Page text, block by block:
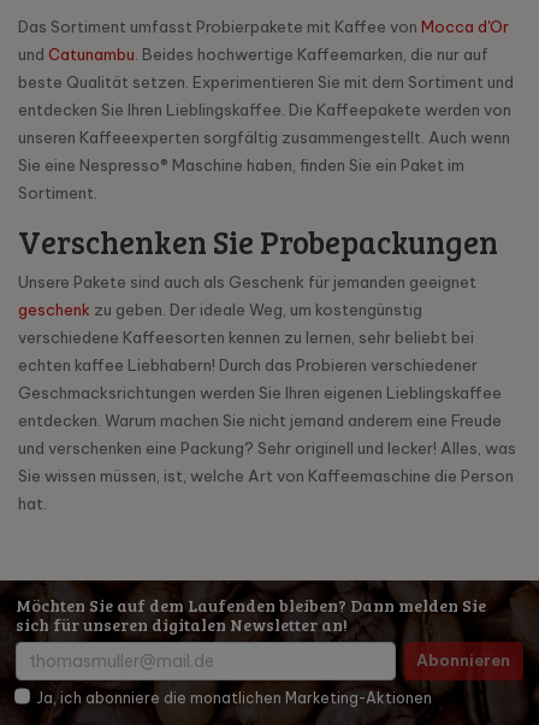
Das Sortiment umfasst Probierpakete mit Kaffee von Mocca d'Or
und Catunambu. Beides hochwertige Kaffeemarken, die nur auf
beste Qualität setzen. Experimentieren Sie mit dem Sortiment und
entdecken Sie Ihren Lieblingskaffee. Die Kaffeepakete werden von
unseren Kaffeeexperten sorgfältig zusammengestellt. Auch wenn
Sie eine Nespresso® Maschine haben, finden Sie ein Paket im
Sortiment.
Verschenken Sie Probepackungen
Unsere Pakete sind auch als Geschenk für jemanden geeignet
geschenk zu geben. Der ideale Weg, um kostengünstig
verschiedene Kaffeesorten kennen zu lernen, sehr beliebt bei
echten kaffee Liebhabern! Durch das Probieren verschiedener
Geschmacksrichtungen werden Sie Ihren eigenen Lieblingskaffee
entdecken. Warum machen Sie nicht jemand anderem eine Freude
und verschenken eine Packung? Sehr originell und lecker! Alles, was
Sie wissen müssen, ist, welche Art von Kaffeemaschine die Person
hat.
Möchten Sie auf dem Laufenden bleiben? Dann melden Sie
sich für unseren digitalen Newsletter an!
Abonnieren
Ja, ich abonniere die monatlichen Marketing-Aktionen